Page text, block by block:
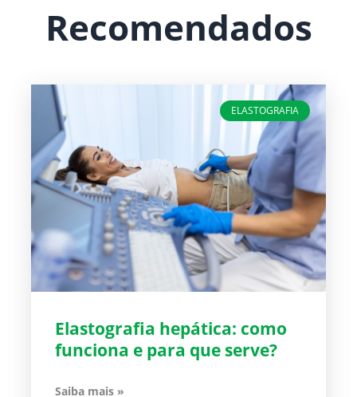
Recomendados
ELASTOGRAFIA
Elastografia hepática: como
funciona e para que serve?
Saiba mais »